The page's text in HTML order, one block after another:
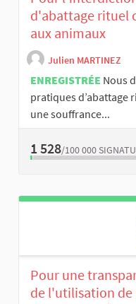
d'abattage rituel
aux animaux
Julien MARTINEZ
ENREGISTRÉE Nous
pratiques d’abattage
une souffrance...
1 528/100 000
Pour une
de l'utilisation de